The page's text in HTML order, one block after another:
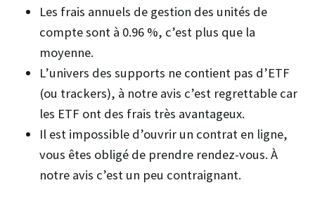
Les frais annuels de gestion des unités de
compte sont à 0.96 %, c’est plus que la
moyenne.
L’univers des supports ne contient pas d’ETF
(ou trackers), à notre avis c’est regrettable car
les ETF ont des frais très avantageux.
Il est impossible d’ouvrir un contrat en ligne,
vous êtes obligé de prendre rendez-vous. À
notre avis c’est un peu contraignant.